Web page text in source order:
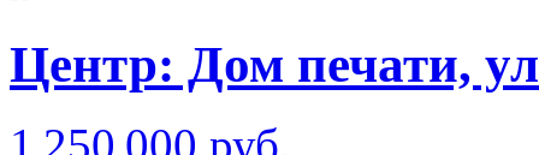
Центр: Дом печати,
1 250 000 руб.